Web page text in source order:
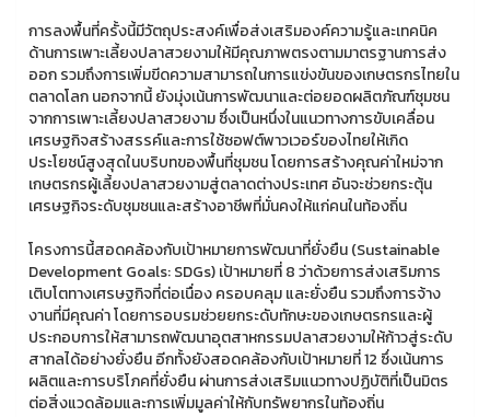
การลงพื้นที่ครั้งนี้มีวัตถุประสงค์เพื่อส่งเสริมองค์ความรู้และเทคนิค
ด้านการเพาะเลี้ยงปลาสวยงามให้มีคุณภาพตรงตามมาตรฐานการส่ง
ออก รวมถึงการเพิ่มขีดความสามารถในการแข่งขันของเกษตรกรไทยใน
ตลาดโลก นอกจากนี้ ยังมุ่งเน้นการพัฒนาและต่อยอดผลิตภัณฑ์ชุมชน
จากการเพาะเลี้ยงปลาสวยงาม ซึ่งเป็นหนึ่งในแนวทางการขับเคลื่อน
เศรษฐกิจสร้างสรรค์และการใช้ซอฟต์พาวเวอร์ของไทยให้เกิด
ประโยชน์สูงสุดในบริบทของพื้นที่ชุมชน โดยการสร้างคุณค่าใหม่จาก
เกษตรกรผู้เลี้ยงปลาสวยงามสู่ตลาดต่างประเทศ อันจะช่วยกระตุ้น
เศรษฐกิจระดับชุมชนและสร้างอาชีพที่มั่นคงให้แก่คนในท้องถิ่น
โครงการนี้สอดคล้องกับเป้าหมายการพัฒนาที่ยั่งยืน (Sustainable
Development Goals: SDGs) เป้าหมายที่ 8 ว่าด้วยการส่งเสริมการ
เติบโตทางเศรษฐกิจที่ต่อเนื่อง ครอบคลุม และยั่งยืน รวมถึงการจ้าง
งานที่มีคุณค่า โดยการอบรมช่วยยกระดับทักษะของเกษตรกรและผู้
ประกอบการให้สามารถพัฒนาอุตสาหกรรมปลาสวยงามให้ก้าวสู่ระดับ
สากลได้อย่างยั่งยืน อีกทั้งยังสอดคล้องกับเป้าหมายที่ 12 ซึ่งเน้นการ
ผลิตและการบริโภคที่ยั่งยืน ผ่านการส่งเสริมแนวทางปฏิบัติที่เป็นมิตร
ต่อสิ่งแวดล้อมและการเพิ่มมูลค่าให้กับทรัพยากรในท้องถิ่น